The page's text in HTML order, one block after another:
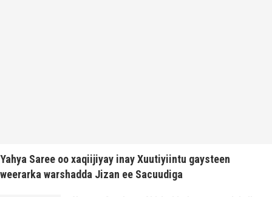
Yahya Saree oo xaqiijiyay inay Xuutiyiintu gaysteen
weerarka warshadda Jizan ee Sacuudiga